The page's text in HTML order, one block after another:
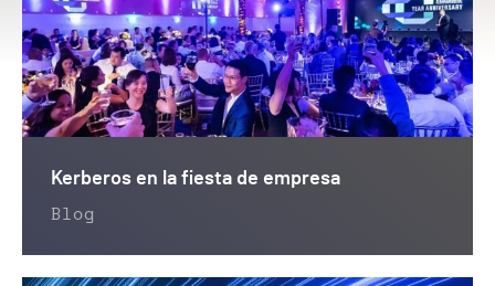
Kerberos en la fiesta de empresa
Blog